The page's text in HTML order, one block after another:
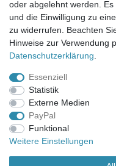
ÖFFNUNGSZEITEN
Montag - Dienstag: 8.00
Donnerstag: 8.00 -
KUNDENSERVICE
Telefon: (05241) 403 22
E-Mail:
Alle Preise inklusive
zuzüglich
oder abgelehnt werden.
und die Einwilligung zu
zu widerrufen. Beachten
Hinweise zur Verwendung
Daten­schutz­erklärung
Essenziell
Statistik
Externe Medien
PayPal
Funktional
Weitere Einstellungen